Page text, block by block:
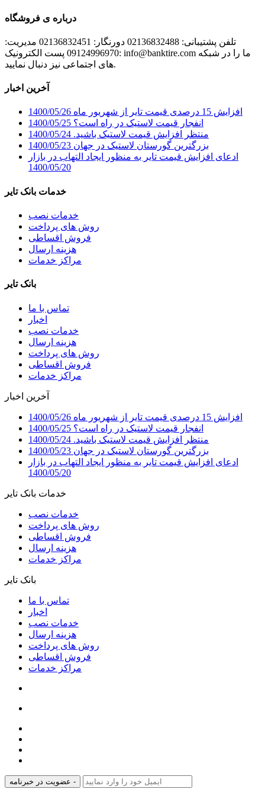
درباره ی فروشگاه
تلفن پشتیبانی: 02136832488 دورنگار: 02136832451 مدیریت:
09124996970 پست الکترونیک: info@banktire.com ما را در شبکه
های اجتماعی نیز دنبال نمایید.
آخرین اخبار
افزایش 15 درصدی قیمت تایر از شهریور ماه
1400/05/26
انفجار قیمت لاستیک در راه است؟ 1400/05/25
منتظر افزایش قیمت لاستیک باشید. 1400/05/24
بزرگترین گورستان لاستیک در جهان 1400/05/23
ادعای افزایش قیمت تایر به منظور ایجاد التهاب در بازار
1400/05/20
خدمات بانک تایر
خدمات نصب
روش های پرداخت
فروش اقساطی
هزینه ارسال
مراکز خدمات
بانک تایر
تماس با ما
اخبار
خدمات نصب
هزینه ارسال
روش های پرداخت
فروش اقساطی
مراکز خدمات
آخرین اخبار
افزایش 15 درصدی قیمت تایر از شهریور ماه
1400/05/26
انفجار قیمت لاستیک در راه است؟ 1400/05/25
منتظر افزایش قیمت لاستیک باشید. 1400/05/24
بزرگترین گورستان لاستیک در جهان 1400/05/23
ادعای افزایش قیمت تایر به منظور ایجاد التهاب در بازار
1400/05/20
خدمات بانک تایر
خدمات نصب
روش های پرداخت
فروش اقساطی
هزینه ارسال
مراکز خدمات
بانک تایر
تماس با ما
اخبار
خدمات نصب
هزینه ارسال
روش های پرداخت
فروش اقساطی
مراکز خدمات
عضویت در خبرنامه -